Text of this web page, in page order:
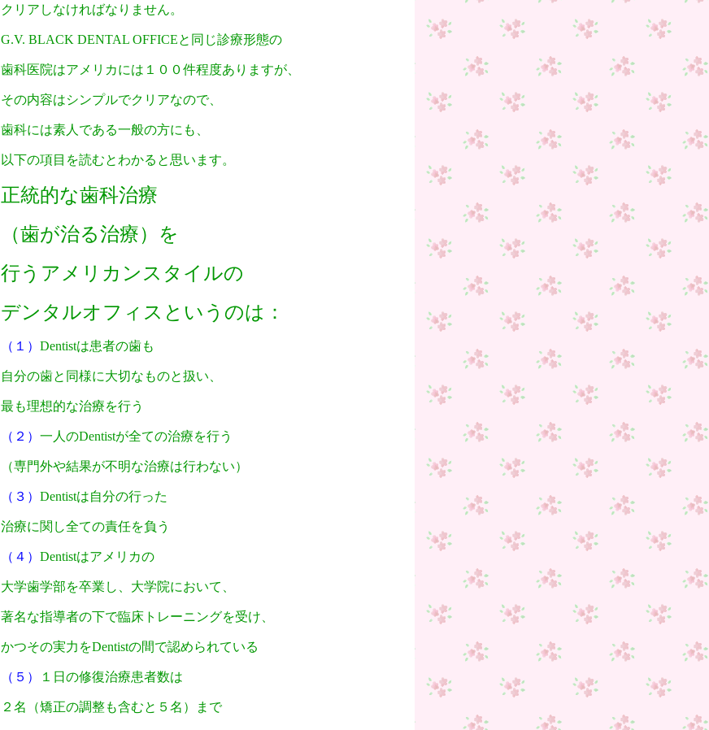
クリアしなければなりません。
G.V. BLACK DENTAL OFFICEと同じ診療形態の
歯科医院はアメリカには１００件程度ありますが、
その内容はシンプルでクリアなので、
歯科には素人である一般の方にも、
以下の項目を読むとわかると思います。
正統的な歯科治療
（歯が治る治療）を
行うアメリカンスタイルの
デンタルオフィスというのは：
（１） Dentistは患者の歯も
自分の歯と同様に大切なものと扱い、
最も理想的な治療を行う
（２） 一人のDentistが全ての治療を行う
（専門外や結果が不明な治療は行わない）
（３） Dentistは自分の行った
治療に関し全ての責任を負う
（４） Dentistはアメリカの
大学歯学部を卒業し、大学院において、
著名な指導者の下で臨床トレーニングを受け、
かつその実力をDentistの間で認められている
（５） １日の修復治療患者数は
２名（矯正の調整も含むと５名）まで